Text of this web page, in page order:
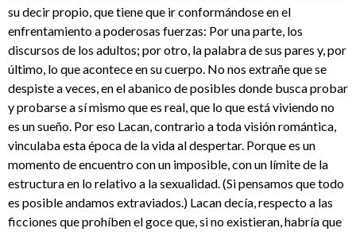
su decir propio, que tiene que ir conformándose en el
enfrentamiento a poderosas fuerzas: Por una parte, los
discursos de los adultos; por otro, la palabra de sus pares y, por
último, lo que acontece en su cuerpo. No nos extrañe que se
despiste a veces, en el abanico de posibles donde busca probar
y probarse a sí mismo que es real, que lo que está viviendo no
es un sueño. Por eso Lacan, contrario a toda visión romántica,
vinculaba esta época de la vida al despertar. Porque es un
momento de encuentro con un imposible, con un límite de la
estructura en lo relativo a la sexualidad. (Si pensamos que todo
es posible andamos extraviados.) Lacan decía, respecto a las
ficciones que prohíben el goce que, si no existieran, habría que